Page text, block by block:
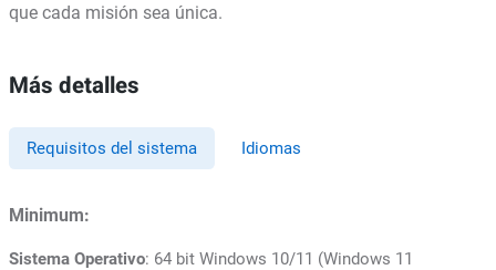
que cada misión sea única.
Más detalles
Requisitos del sistema Idiomas
Minimum:
Sistema Operativo: 64 bit Windows 10/11 (Windows 11